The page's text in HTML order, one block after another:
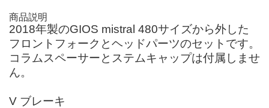
商品説明
2018年製のGIOS mistral 480サイズから外した
フロントフォークとヘッドパーツのセットです。
コラムスペーサーとステムキャップは付属しませ
ん。
V ブレーキ